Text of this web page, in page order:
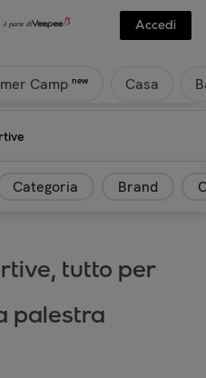
Accedi
Camp new Casa
Categoria Brand
tutto per
palestra